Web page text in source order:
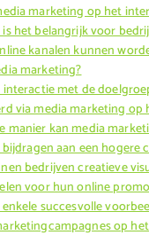
marketing op het
het belangrijk voor
kanalen kunnen
marketing?
interactie met de
via media marketing op
manier kan media
aan een hogere
bedrijven creatieve
voor hun online
succesvolle
op